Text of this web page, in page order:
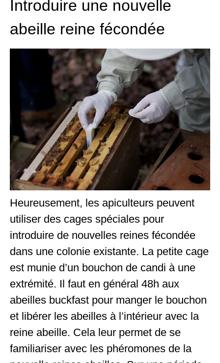
Introduire une nouvelle
abeille reine fécondée
Heureusement, les apiculteurs peuvent
utiliser des cages spéciales pour
introduire de nouvelles reines fécondée
dans une colonie existante. La petite cage
est munie d’un bouchon de candi à une
extrémité. Il faut en général 48h aux
abeilles buckfast pour manger le bouchon
et libérer les abeilles à l’intérieur avec la
reine abeille. Cela leur permet de se
familiariser avec les phéromones de la